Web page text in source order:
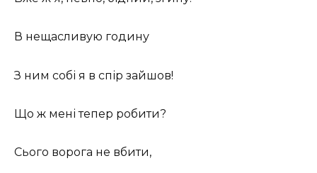
В нещасливую годину
З ним собі я в спір зайшов!
Що ж мені тепер робити?
Сього ворога не вбити,